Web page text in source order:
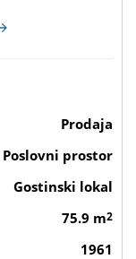
Prodaja
Poslovni prostor
Gostinski lokal
75.9 m2
1961